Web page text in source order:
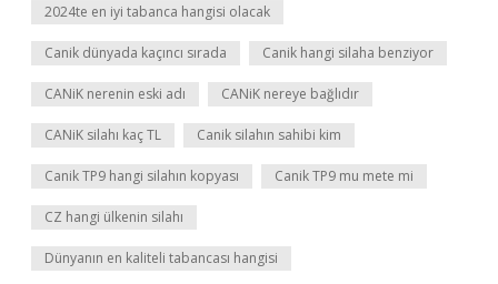
2024te en iyi tabanca hangisi olacak
Canik dünyada kaçıncı sırada Canik hangi silaha benziyor
CANiK nerenin eski adı CANiK nereye bağlıdır
CANiK silahı kaç TL Canik silahın sahibi kim
Canik TP9 hangi silahın kopyası Canik TP9 mu mete mi
CZ hangi ülkenin silahı
Dünyanın en kaliteli tabancası hangisi